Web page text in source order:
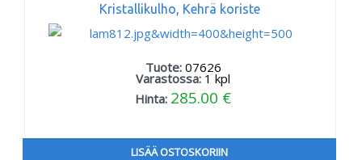
Kristallikulho, Kehrä koriste
Tuote: 07626
Varastossa: 1 kpl
Hinta: 285.00 €
LISÄÄ OSTOSKORIIN